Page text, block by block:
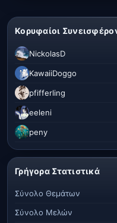
Κορυφαίοι
NickolasD
KawaiiDoggo
pfifferling
eeleni
peny
Γρήγορα Στατιστικά
Σύνολο Θεμάτων
Σύνολο Μελών